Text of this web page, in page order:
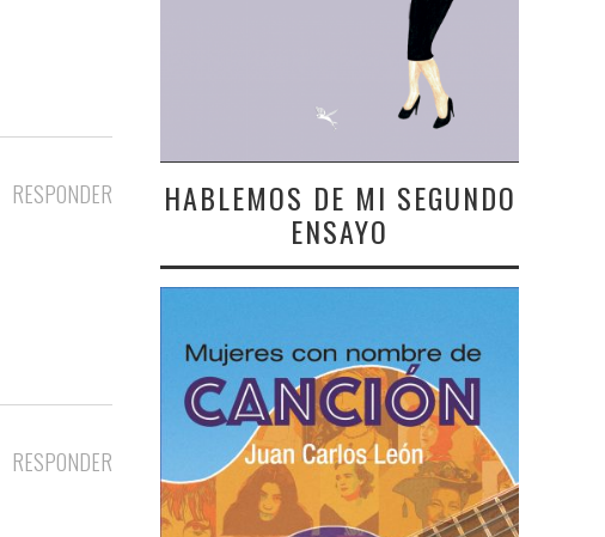
RESPONDER
RESPONDER
HABLEMOS DE MI SEGUNDO
ENSAYO